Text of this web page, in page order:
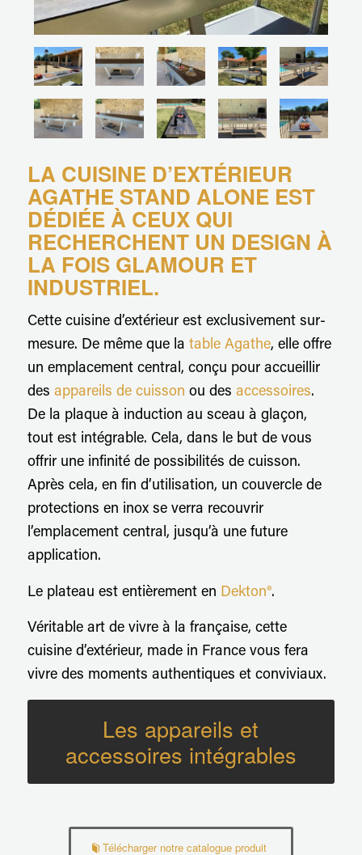
LA CUISINE D’EXTÉRIEUR
AGATHE STAND ALONE EST
DÉDIÉE À CEUX QUI
RECHERCHENT UN DESIGN À
LA FOIS GLAMOUR ET
INDUSTRIEL.
Cette cuisine d’extérieur est exclusivement sur-
mesure. De même que la table Agathe, elle offre
un emplacement central, conçu pour accueillir
des appareils de cuisson ou des accessoires.
De la plaque à induction au sceau à glaçon,
tout est intégrable. Cela, dans le but de vous
offrir une infinité de possibilités de cuisson.
Après cela, en fin d’utilisation, un couvercle de
protections en inox se verra recouvrir
l’emplacement central, jusqu’à une future
application.
Le plateau est entièrement en Dekton®.
Véritable art de vivre à la française, cette
cuisine d’extérieur, made in France vous fera
vivre des moments authentiques et conviviaux.
Les appareils et
accessoires intégrables
Télécharger notre catalogue produit